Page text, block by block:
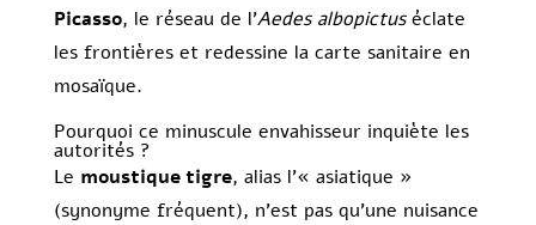
Picasso, le réseau de l’Aedes albopictuséclate
les frontières et redessine la carte sanitaire en
mosaïque.
Pourquoi ce minuscule envahisseur inquiète les
autorités ?
Le moustique tigre, alias l’« asiatique »
(synonyme fréquent), n’est pas qu’une nuisance